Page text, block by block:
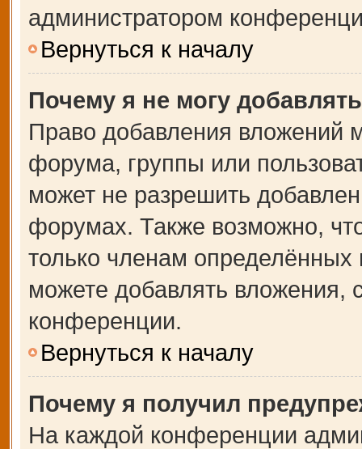
администратором
Вернуться к началу
Почему я не могу
Право добавления вложений
форума, группы или
может не разрешить
форумах. Также возможно,
только членам
можете добавлять вложения,
конференции.
Вернуться к началу
Почему я получил
На каждой конференции